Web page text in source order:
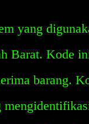
yang
Barat. Kode
barang.